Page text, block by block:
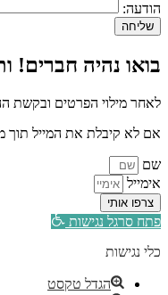
הודעה:
שליחה
בואו נהיה חברים!
לאחר מילוי הפרטים ובקשת
אם לא קיבלת את המייל תוך
שם
אימייל
צרפו אותי
פתח סרגל נגישות
כלי נגישות
הגדל טקסט